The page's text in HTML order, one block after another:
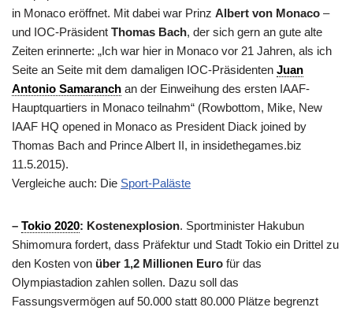
in Monaco eröffnet. Mit dabei war Prinz Albert von Monaco –
und IOC-Präsident Thomas Bach, der sich gern an gute alte
Zeiten erinnerte: „Ich war hier in Monaco vor 21 Jahren, als ich
Seite an Seite mit dem damaligen IOC-Präsidenten Juan
Antonio Samaranch an der Einweihung des ersten IAAF-
Hauptquartiers in Monaco teilnahm“ (Rowbottom, Mike, New
IAAF HQ opened in Monaco as President Diack joined by
Thomas Bach and Prince Albert II, in insidethegames.biz
11.5.2015).
Vergleiche auch: Die Sport-Paläste
– Tokio 2020: Kostenexplosion. Sportminister Hakubun
Shimomura fordert, dass Präfektur und Stadt Tokio ein Drittel zu
den Kosten von über 1,2 Millionen Euro für das
Olympiastadion zahlen sollen. Dazu soll das
Fassungsvermögen auf 50.000 statt 80.000 Plätze begrenzt